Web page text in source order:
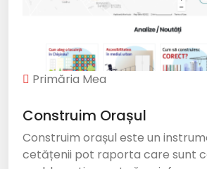
Primăria Mea
Construim Orașul
Construim orașul este un
cetățenii pot raporta care sunt